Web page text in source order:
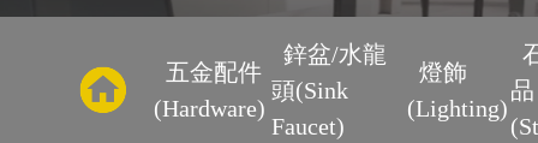
頁
優
五金配件
(Hardware)
鋅盆/水龍
頭(Sink
Faucet)
燈飾
(Lighting)
品